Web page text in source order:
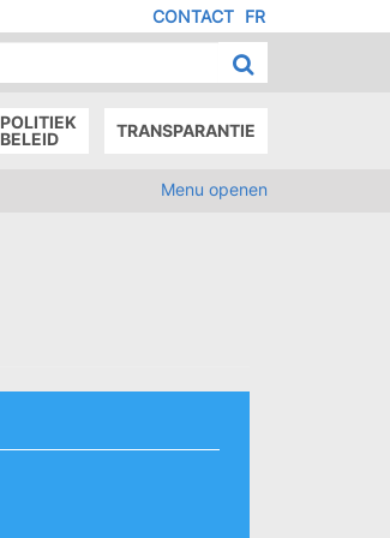
FR
CONTACT
POLITIEK
BELEID
TRANSPARANTIE
Menu openen